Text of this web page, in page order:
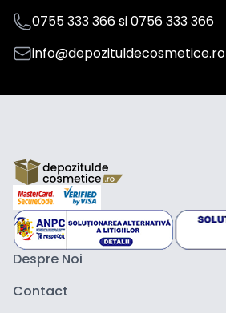
0755 333 366si0756 333 366
info@depozituldecosmetice.ro
Despre Noi
Contact